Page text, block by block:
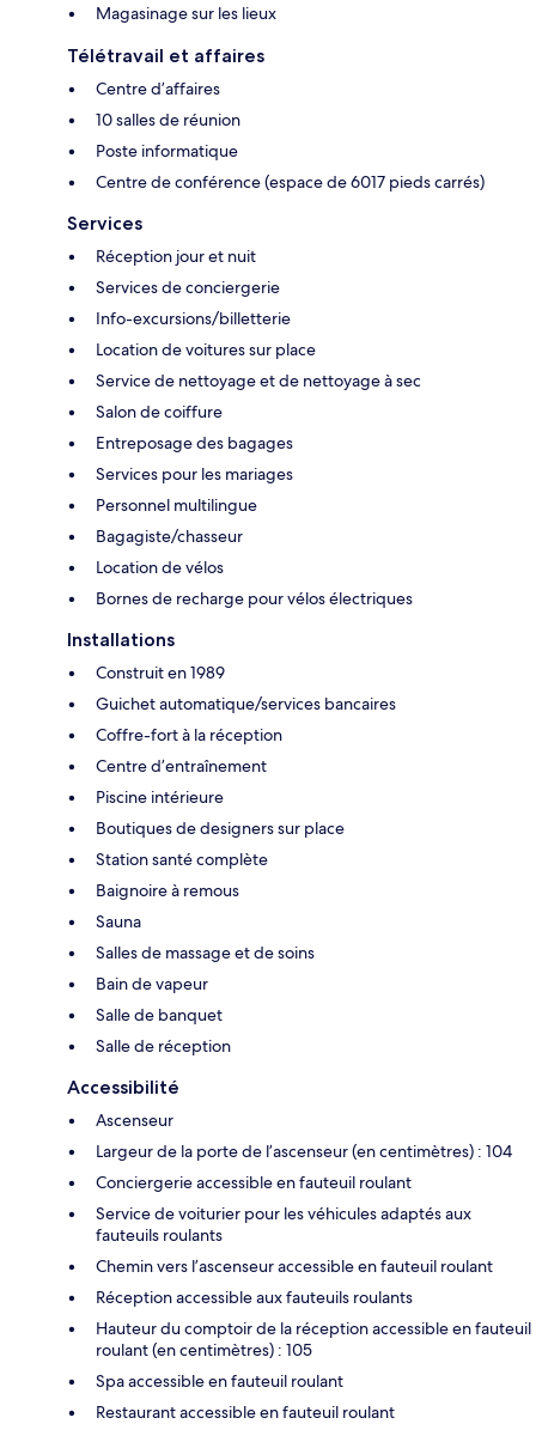
Magasinage sur les lieux
Télétravail et affaires
Centre d’affaires
10 salles de réunion
Poste informatique
Centre de conférence (espace de 6017 pieds carrés)
Services
Réception jour et nuit
Services de conciergerie
Info-excursions/billetterie
Location de voitures sur place
Service de nettoyage et de nettoyage à sec
Salon de coiffure
Entreposage des bagages
Services pour les mariages
Personnel multilingue
Bagagiste/chasseur
Location de vélos
Bornes de recharge pour vélos électriques
Installations
Construit en 1989
Guichet automatique/services bancaires
Coffre-fort à la réception
Centre d’entraînement
Piscine intérieure
Boutiques de designers sur place
Station santé complète
Baignoire à remous
Sauna
Salles de massage et de soins
Bain de vapeur
Salle de banquet
Salle de réception
Accessibilité
Ascenseur
Largeur de la porte de l’ascenseur (en centimètres) : 104
Conciergerie accessible en fauteuil roulant
Service de voiturier pour les véhicules adaptés aux
fauteuils roulants
Chemin vers l’ascenseur accessible en fauteuil roulant
Réception accessible aux fauteuils roulants
Hauteur du comptoir de la réception accessible en fauteuil
roulant (en centimètres) : 105
Spa accessible en fauteuil roulant
Restaurant accessible en fauteuil roulant